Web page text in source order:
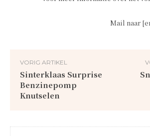
Mail naar
VORIG ARTIKEL
Sinterklaas Surprise
Benzinepomp
Knutselen